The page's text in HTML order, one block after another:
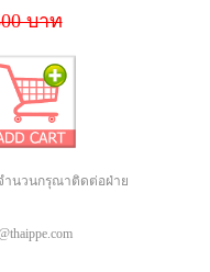
บาท
ำนวนกรุณาติดต่อฝ่าย